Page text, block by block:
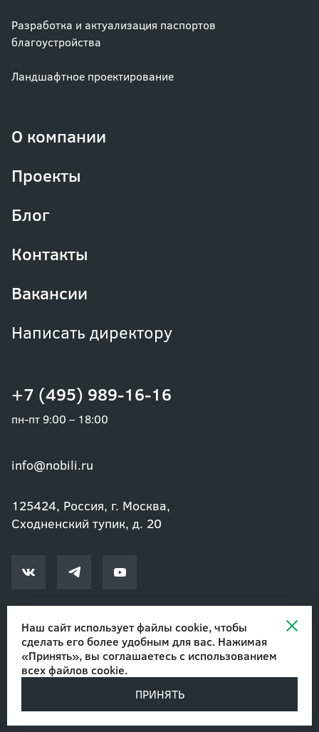
Наш сайт использует файлы cookie, чтобы
сделать его более удобным для вас. Нажимая
«Принять», вы соглашаетесь с использованием
всех файлов cookie.
ПРИНЯТЬ
+7 (495) 989-16-16
пн-пт 9:00 – 18:00
info@nobili.ru
125424, Россия, г. Москва,
Сходненский тупик, д. 20
Разработка и актуализация паспортов
благоустройства
Ландшафтное проектирование
О компании
Проекты
Блог
Контакты
Вакансии
Написать директору
© 2002-2026 Озеленение и благоустройство. ООО "Нобили"
Авторские права